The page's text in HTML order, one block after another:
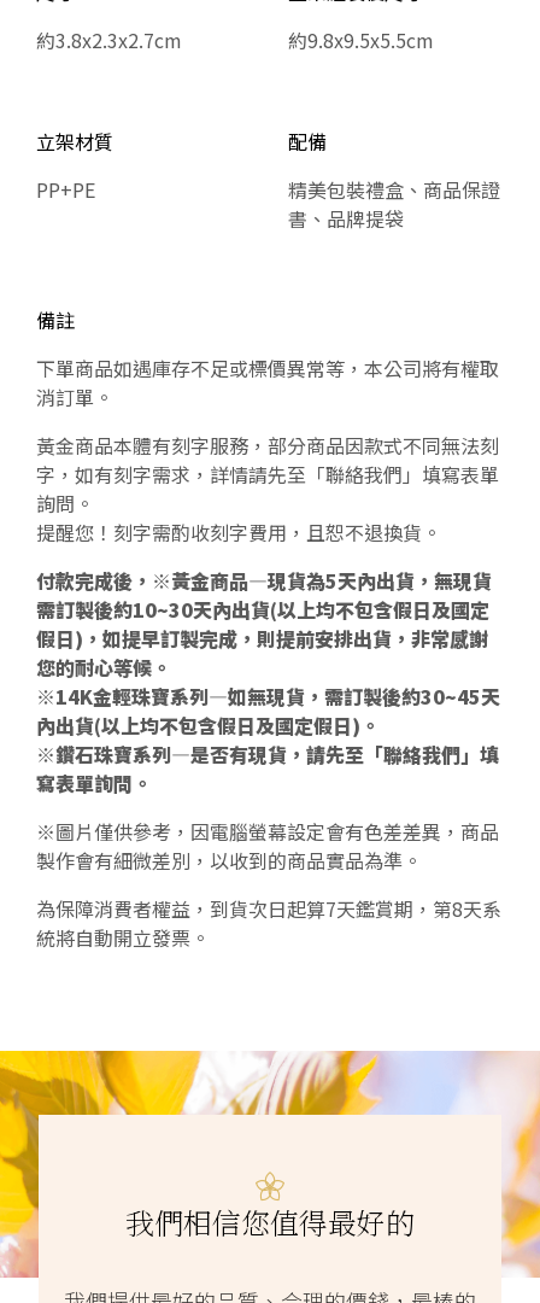
約3.8x2.3x2.7cm
約9.8x9.5x5.5cm
立架材質
PP+PE
配備
精美包裝禮盒、商品保證
書、品牌提袋
備註
下單商品如遇庫存不足或標價異常等，本公司將有權取
消訂單。
黃金商品本體有刻字服務，部分商品因款式不同無法刻
字，如有刻字需求，詳情請先至「聯絡我們」填寫表單
詢問。
提醒您！刻字需酌收刻字費用，且恕不退換貨。
付款完成後，※黃金商品—現貨為5天內出貨，無現貨
需訂製後約10~30天內出貨(以上均不包含假日及國定
假日)，如提早訂製完成，則提前安排出貨，非常感謝
您的耐心等候。
※14K金輕珠寶系列—如無現貨，需訂製後約30~45天
內出貨(以上均不包含假日及國定假日)。
※鑽石珠寶系列—是否有現貨，請先至「聯絡我們」填
寫表單詢問。
※圖片僅供參考，因電腦螢幕設定會有色差差異，商品
製作會有細微差別，以收到的商品實品為準。
為保障消費者權益，到貨次日起算7天鑑賞期，第8天系
統將自動開立發票。
我們相信您值得最好的